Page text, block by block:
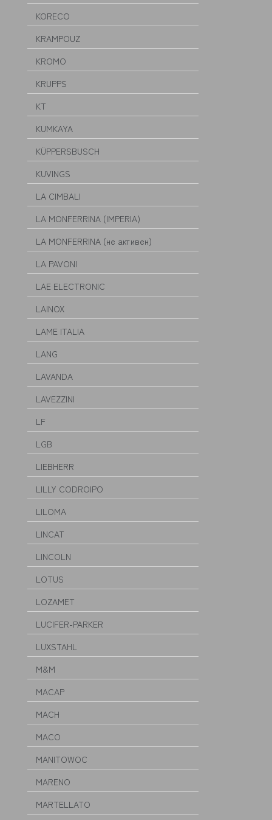
KORECO
KRAMPOUZ
KROMO
KRUPPS
KT
KUMKAYA
KÜPPERSBUSCH
KUVINGS
LA CIMBALI
LA MONFERRINA (IMPERIA)
LA MONFERRINA (не активен)
LA PAVONI
LAE ELECTRONIC
LAINOX
LAME ITALIA
LANG
LAVANDA
LAVEZZINI
LF
LGB
LIEBHERR
LILLY CODROIPO
LILOMA
LINCAT
LINCOLN
LOTUS
LOZAMET
LUCIFER-PARKER
LUXSTAHL
M&M
MACAP
MACH
MACO
MANITOWOC
MARENO
MARTELLATO